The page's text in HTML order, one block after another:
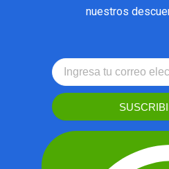
nuestros